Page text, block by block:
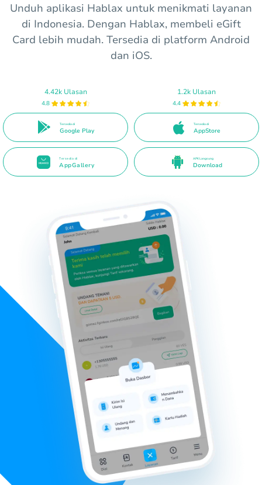
Unduh aplikasi Hablax untuk menikmati layanan
di Indonesia. Dengan Hablax, membeli eGift
Card lebih mudah. Tersedia di platform Android
dan iOS.
4.42k Ulasan
4.8
Tersedia di
Google Play
1.2k Ulasan
4.4
Tersedia di
AppStore
Tersedia di
AppGallery
APK Langsung
Download